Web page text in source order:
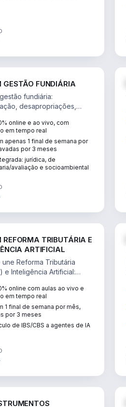
GESTÃO FUNDIÁRIA
fundiária:
desapropriações,
em projetos de
online e ao vivo, com
em tempo real
apenas 1 final de semana por
por 3 meses
jurídica, de
avaliação e socioambiental
REFORMA TRIBUTÁRIA E
ARTIFICIAL
une Reforma Tributária
e Inteligência Artificial:
da rotina fiscal.
online com aulas ao vivo e
em tempo real
1 final de semana por mês,
por 3 meses
de IBS/CBS a agentes de IA